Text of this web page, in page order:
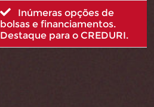
Inúmeras opções de
bolsas e financiamentos.
Destaque para o CREDURI.